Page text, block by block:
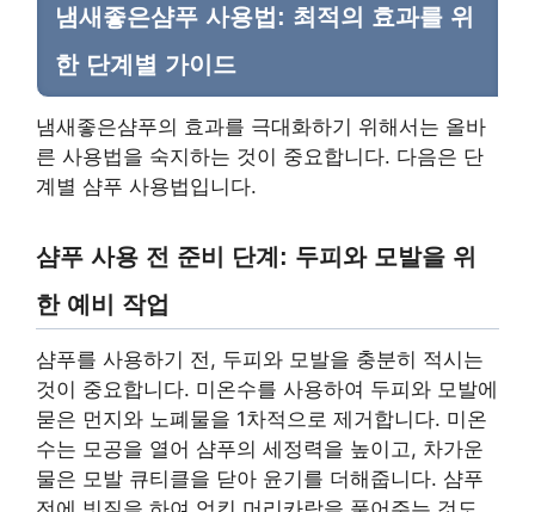
냄새좋은샴푸 사용법: 최적의 효과를 위
한 단계별 가이드
냄새좋은샴푸의 효과를 극대화하기 위해서는 올바
른 사용법을 숙지하는 것이 중요합니다. 다음은 단
계별 샴푸 사용법입니다.
샴푸 사용 전 준비 단계: 두피와 모발을 위
한 예비 작업
샴푸를 사용하기 전, 두피와 모발을 충분히 적시는
것이 중요합니다. 미온수를 사용하여 두피와 모발에
묻은 먼지와 노폐물을 1차적으로 제거합니다. 미온
수는 모공을 열어 샴푸의 세정력을 높이고, 차가운
물은 모발 큐티클을 닫아 윤기를 더해줍니다. 샴푸